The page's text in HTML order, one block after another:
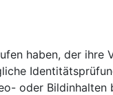
haben, der ihre
oder Bildinhalten